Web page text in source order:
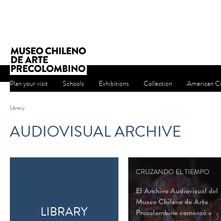
Plan your visit Schools Exhibitions Collection American
Library
AUDIOVISUAL ARCHIVE
LIBRARY
CRUZANDO EL TIEMPO
El Archivo Audiovisual del
Museo Chileno de Arte
Precolombino comenzó a